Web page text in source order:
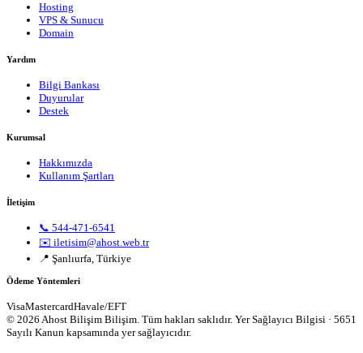
Hosting
VPS & Sunucu
Domain
Yardım
Bilgi Bankası
Duyurular
Destek
Kurumsal
Hakkımızda
Kullanım Şartları
İletişim
📞 544-471-6541
✉️ iletisim@ahost.web.tr
📍 Şanlıurfa, Türkiye
Ödeme Yöntemleri
VisaMastercardHavale/EFT
© 2026 Ahost Bilişim Bilişim. Tüm hakları saklıdır. Yer Sağlayıcı Bilgisi · 5651
Sayılı Kanun kapsamında yer sağlayıcıdır.